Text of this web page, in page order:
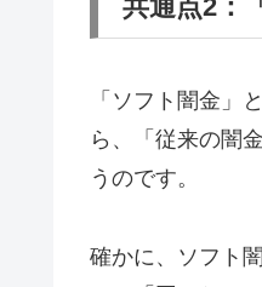
共通点2：
「ソフト闇金」
ら、「従来の闇
うのです。
確かに、ソフト